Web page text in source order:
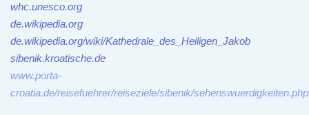
whc.unesco.org
de.wikipedia.org
de.wikipedia.org/wiki/Kathedrale_des_Heiligen_Jakob
sibenik.kroatische.de
www.porta-
croatia.de/reisefuehrer/reiseziele/sibenik/sehenswuerdigkeiten.php